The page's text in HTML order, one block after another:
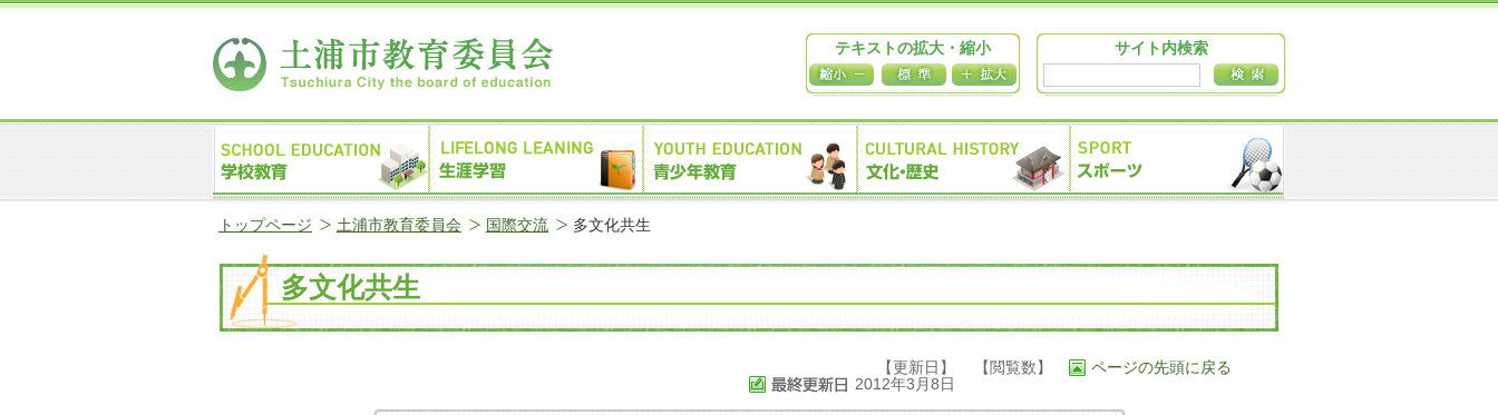
テキストの拡大・縮小 サイト内検索
トップページ 土浦市教育委員会 国際交流 多文化共生
多文化共生
【更新日】
2012年3月8日
【閲覧数】 ページの先頭に戻る